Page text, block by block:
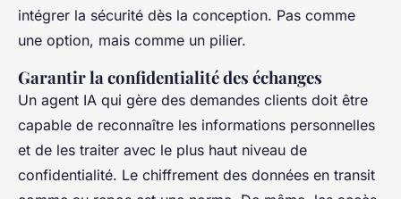
intégrer la sécurité dès la conception. Pas comme
une option, mais comme un pilier.
Garantir la confidentialité des échanges
Un agent IA qui gère des demandes clients doit être
capable de reconnaître les informations personnelles
et de les traiter avec le plus haut niveau de
confidentialité. Le chiffrement des données en transit